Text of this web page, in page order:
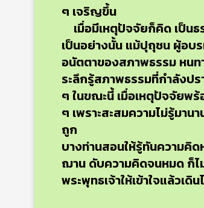
ๆ เจริญขึ้น
เมื่อมีเหตุปัจจัยก็คิด เป็น
เป็นอย่างนั้น แม้ปุถุชน ผู้อบ
อนัตตาของสภาพธรรม หนท
ระลึกรู้สภาพธรรมที่กำลังป
ๆ ในขณะนี้ เมื่อเหตุปัจจัยพ
ๆ เพราะสะสมความไม่รู้มา
ถูก
บางท่านสอนให้รู้ทันความคิ
ฌาน ดับความคิดจนหมด ก็ไ
พระพุทธเจ้าให้เข้าใจแล้วเ